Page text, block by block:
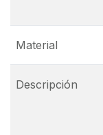
Material
Descripción